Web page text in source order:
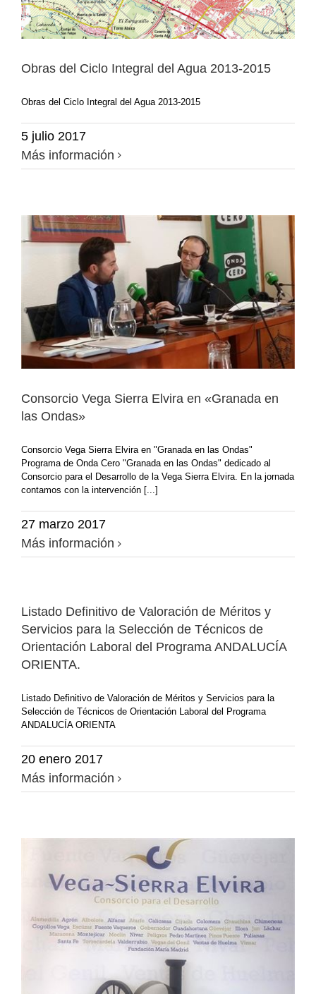
Obras del Ciclo Integral del Agua 2013-2015
Obras del Ciclo Integral del Agua 2013-2015
5 julio 2017
Más información
Consorcio Vega Sierra Elvira en «Granada en
las Ondas»
Consorcio Vega Sierra Elvira en "Granada en las Ondas"
Programa de Onda Cero "Granada en las Ondas" dedicado al
Consorcio para el Desarrollo de la Vega Sierra Elvira. En la jornada
contamos con la intervención [...]
27 marzo 2017
Más información
Listado Definitivo de Valoración de Méritos y
Servicios para la Selección de Técnicos de
Orientación Laboral del Programa ANDALUCÍA
ORIENTA.
Listado Definitivo de Valoración de Méritos y Servicios para la
Selección de Técnicos de Orientación Laboral del Programa
ANDALUCÍA ORIENTA
20 enero 2017
Más información